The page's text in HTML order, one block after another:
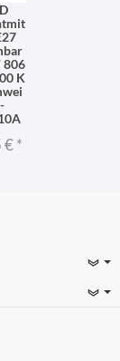
806
K
€*